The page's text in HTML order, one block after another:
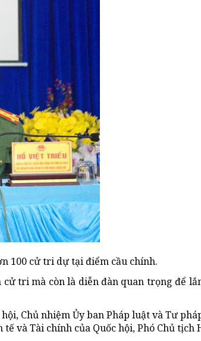
100 cử tri dự tại điểm cầu chính.
tri mà còn là diễn đàn quan trọng
Chủ nhiệm Ủy ban Pháp luật và Tư
và Tài chính của Quốc hội, Phó Chủ